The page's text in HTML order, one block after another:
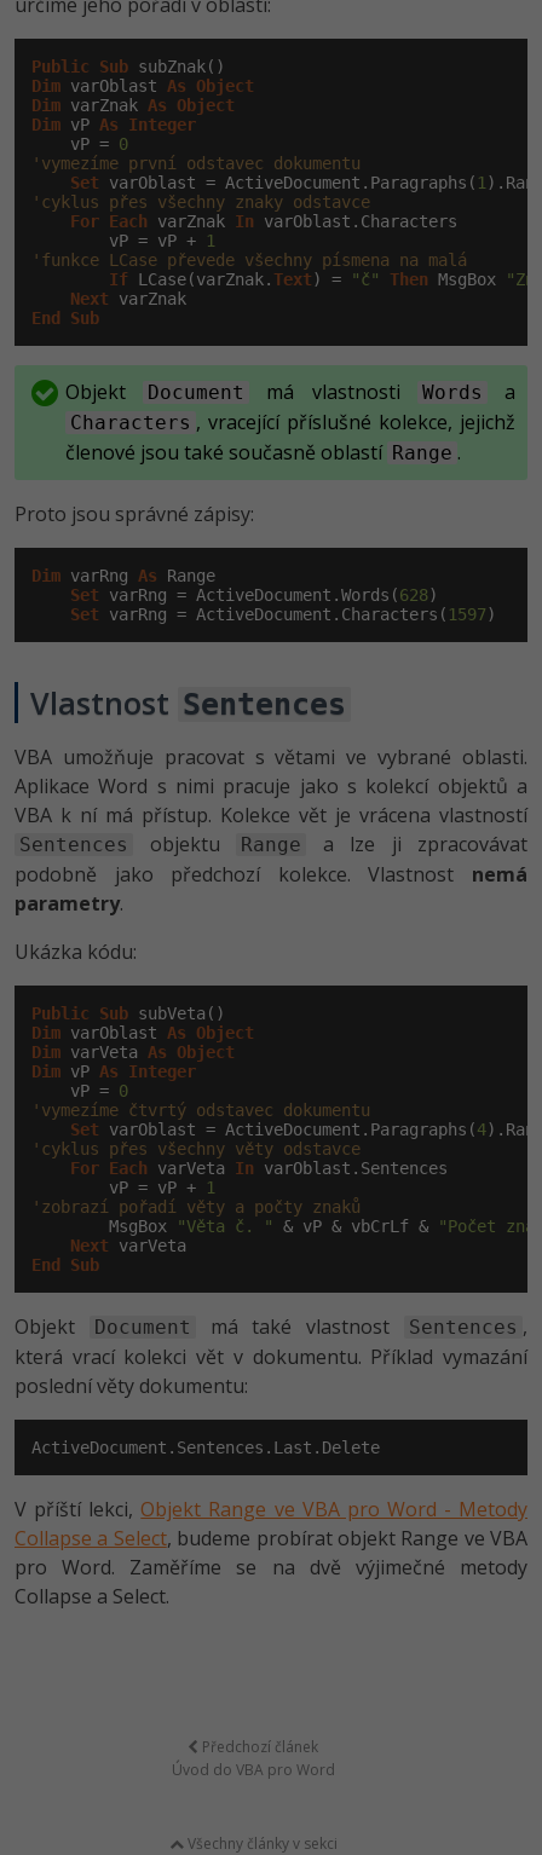
Public Sub
Dim varOblast As
Object
Dim varZnak As
Object
Dim vP As
Integer
    vP =
0
'vymezíme první odstavec dokumentu
Set varOblast = ActiveDocument.Paragraphs( 1
'cyklus přes všechny znaky odstavce
For Each varZnak In varOblast.Characters
        vP = vP +
1
'funkce LCase převede všechny písmena na malá
If LCase(varZnak. Text) = "č" Then MsgBox
Next
End
Sub
Objekt Document má vlastnosti Words a
Characters , vracející příslušné kolekce, jejichž
členové jsou také současně oblastí Range .
Proto jsou správné zápisy:
Dim varRng As Range
Set varRng = ActiveDocument.Words(628)
Set varRng = ActiveDocument.Characters( 1597)
Vlastnost Sentences
VBA umožňuje pracovat s větami ve vybrané oblasti.
Aplikace Word s nimi pracuje jako s kolekcí objektů a
VBA k ní má přístup. Kolekce vět je vrácena vlastností
Sentences objektu Range
a lze ji zpracovávat
podobně jako předchozí kolekce. Vlastnost nemá
parametry.
Ukázka kódu:
Public Sub
Dim varOblast As
Object
Dim varVeta As
Object
Dim vP As
Integer
    vP =
0
'vymezíme čtvrtý odstavec dokumentu
Set varOblast = ActiveDocument.Paragraphs(4
'cyklus přes všechny věty odstavce
For Each varVeta In varOblast.Sentences
        vP = vP +
1
'zobrazí pořadí věty a počty znaků
        MsgBox
"Věta č. " & vP & vbCrLf &
"Počet
Next
End
Sub
Objekt Document má také vlastnost Sentences ,
která vrací kolekci vět v dokumentu. Příklad vymazání
poslední věty dokumentu:
ActiveDocument.Sentences.Last.Delete
V příští lekci, Objekt Range ve VBA pro Word - Metody
Collapse a Select, budeme probírat objekt Range ve VBA
pro Word. Zaměříme se na dvě výjimečné metody
Collapse a Select.
Předchozí článek
Úvod do VBA pro Word
Všechny články v sekci